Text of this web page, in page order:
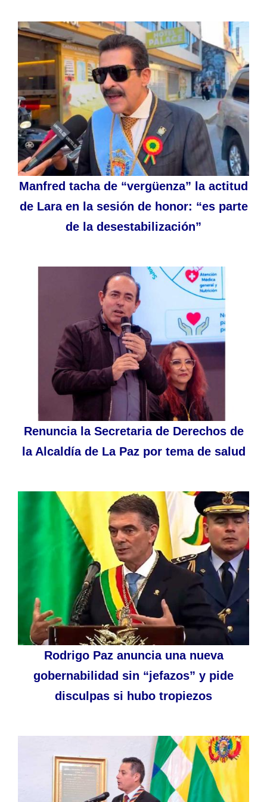
Manfred tacha de “vergüenza” la actitud
de Lara en la sesión de honor: “es parte
de la desestabilización”
Renuncia la Secretaria de Derechos de
la Alcaldía de La Paz por tema de salud
Rodrigo Paz anuncia una nueva
gobernabilidad sin “jefazos” y pide
disculpas si hubo tropiezos